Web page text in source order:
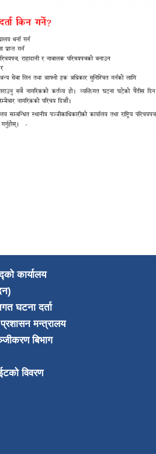
कार्यालय
घटना दर्ता
मन्त्रालय
बिभाग
विवरण